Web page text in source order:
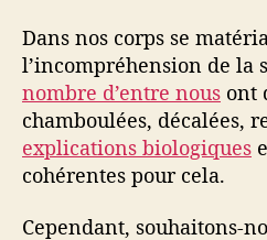
Dans nos corps se
l’incompréhension de la
nombre d’entre nous ont
chamboulées, décalées,
explications biologiques
cohérentes pour cela.
Cependant, souhaitons-